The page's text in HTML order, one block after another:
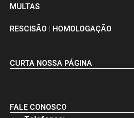
MULTAS
RESCISÃO | HOMOLOGAÇÃO
CURTA NOSSA PÁGINA
FALE CONOSCO